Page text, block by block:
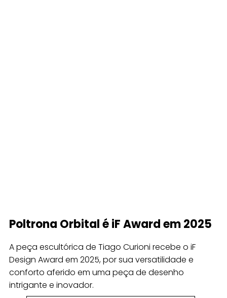
Poltrona Orbital é iF Award em 2025
A peça escultórica de Tiago Curioni recebe o iF
Design Award em 2025, por sua versatilidade e
conforto aferido em uma peça de desenho
intrigante e inovador.